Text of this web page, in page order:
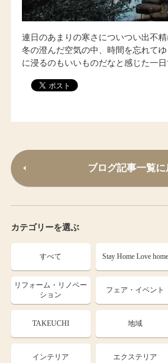
連日のあまりの寒さについつい出不精
冬の澄んだ空気の中、時間を忘れて
に浸るのもいいものだなと感じた一日
ブログ記事一覧に
カテゴリーを選ぶ
すべて Stay Home Love home
リフォーム・リノベー
ション
フェア・イベント
TAKEUCHI 地域
インテリア エクステリア